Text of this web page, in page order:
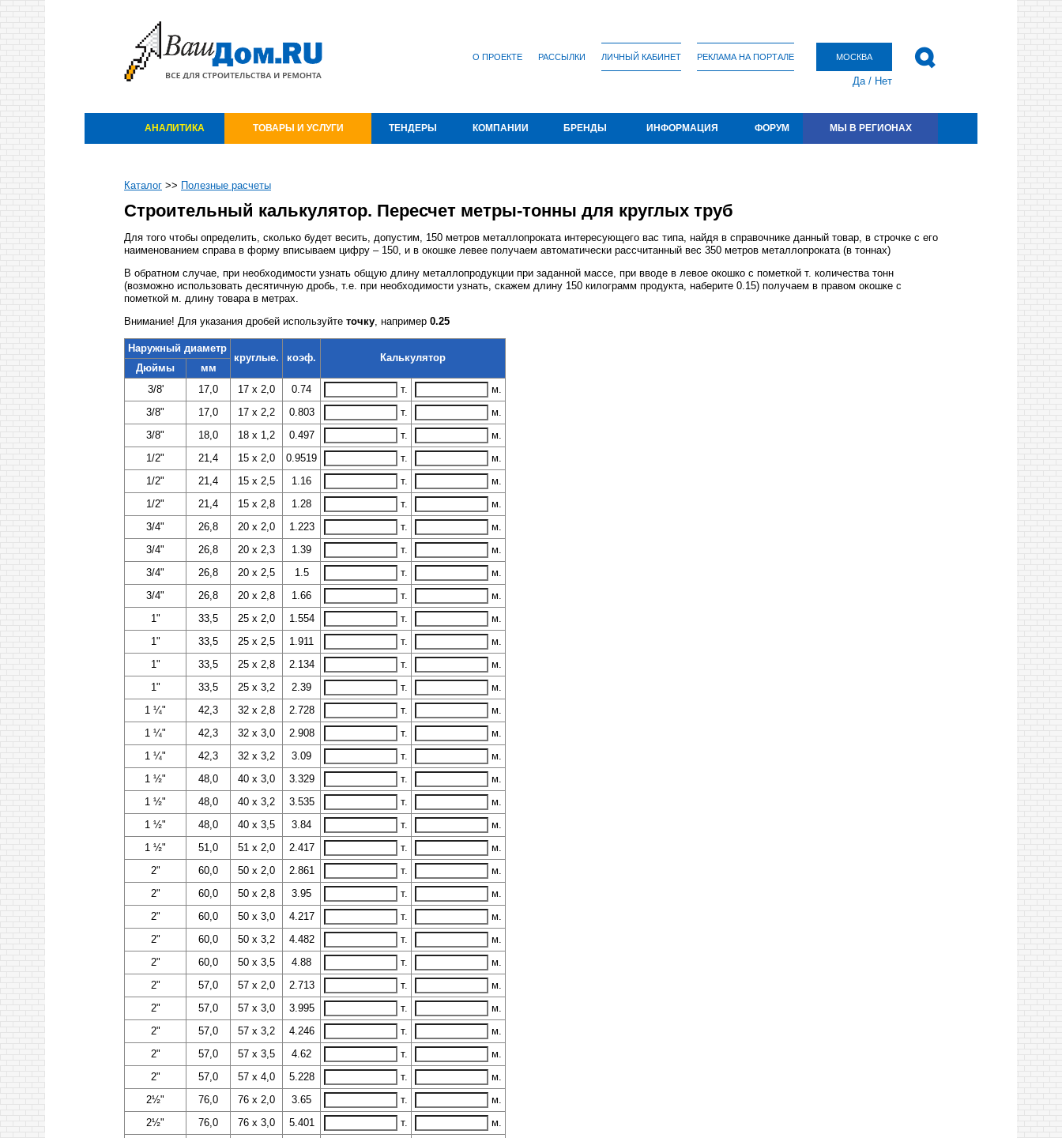
О ПРОЕКТЕ РАССЫЛКИ ЛИЧНЫЙ КАБИНЕТ РЕКЛАМА НА ПОРТАЛЕ МОСКВА
Да/ Нет
АНАЛИТИКА ТОВАРЫ И УСЛУГИ ТЕНДЕРЫ КОМПАНИИ БРЕНДЫ ИНФОРМАЦИЯ ФОРУМ МЫ В РЕГИОНАХ
Каталог >> Полезные расчеты
Строительный калькулятор. Пересчет метры-тонны для круглых труб
Для того чтобы определить, сколько будет весить, допустим, 150 метров металлопроката интересующего вас типа, найдя в справочнике данный товар, в строчке с его
наименованием справа в форму вписываем цифру – 150, и в окошке левее получаем автоматически рассчитанный вес 350 метров металлопроката (в тоннах)
В обратном случае, при необходимости узнать общую длину металлопродукции при заданной массе, при вводе в левое окошко с пометкой т. количества тонн
(возможно использовать десятичную дробь, т.е. при необходимости узнать, скажем длину 150 килограмм продукта, наберите 0.15) получаем в правом окошке с
пометкой м. длину товара в метрах.
Внимание! Для указания дробей используйте точку, например 0.25
Наружный диаметр
круглые.
коэф.
Калькулятор
Дюймы
мм
3/8'
17,0 17 х 2,0 0.74 т.
м.
3/8"
17,0 17 х 2,2 0.803 т.
м.
3/8"
18,0 18 х 1,2 0.497 т.
м.
1/2"
21,4 15 х 2,0 0.9519 т.
м.
1/2"
21,4 15 х 2,5 1.16 т.
м.
1/2"
21,4 15 х 2,8 1.28 т.
м.
3/4"
26,8 20 х 2,0 1.223 т.
м.
3/4"
26,8 20 х 2,3 1.39 т.
м.
3/4"
26,8 20 х 2,5 1.5 т.
м.
3/4"
26,8 20 х 2,8 1.66 т.
м.
1"
33,5 25 х 2,0 1.554 т.
м.
1"
33,5 25 х 2,5 1.911 т.
м.
1"
33,5 25 х 2,8 2.134 т.
м.
1"
33,5 25 х 3,2 2.39 т.
м.
1 ¼"
42,3 32 х 2,8 2.728 т.
м.
1 ¼"
42,3 32 х 3,0 2.908 т.
м.
1 ¼"
42,3 32 х 3,2 3.09 т.
м.
1 ½"
48,0 40 х 3,0 3.329 т.
м.
1 ½"
48,0 40 х 3,2 3.535 т.
м.
1 ½"
48,0 40 х 3,5 3.84 т.
м.
1 ½"
51,0 51 х 2,0 2.417 т.
м.
2"
60,0 50 х 2,0 2.861 т.
м.
2"
60,0 50 х 2,8 3.95 т.
м.
2"
60,0 50 х 3,0 4.217 т.
м.
2"
60,0 50 х 3,2 4.482 т.
м.
2"
60,0 50 х 3,5 4.88 т.
м.
2"
57,0 57 х 2,0 2.713 т.
м.
2"
57,0 57 х 3,0 3.995 т.
м.
2"
57,0 57 х 3,2 4.246 т.
м.
2"
57,0 57 х 3,5 4.62 т.
м.
2"
57,0 57 х 4,0 5.228 т.
м.
2½"
76,0 76 х 2,0 3.65 т.
м.
2½"
76,0 76 х 3,0 5.401 т.
м.